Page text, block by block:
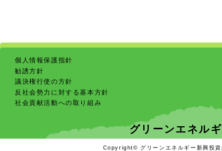
個人情報保護指針
勧誘方針
議決権行使の方針
反社会勢力に対する基本方針
社会貢献活動への取り組み
グリーンエネル
Copyright© グリーンエネルギー新興投